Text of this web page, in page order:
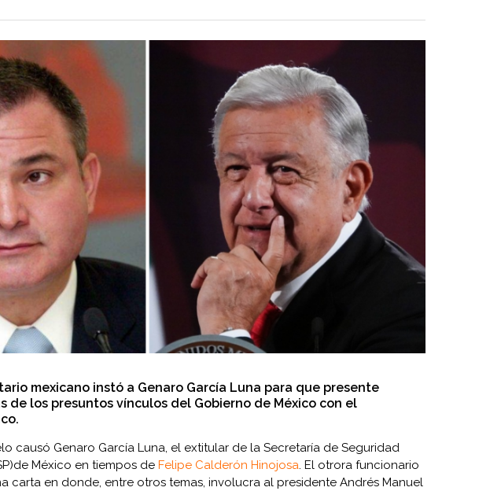
mexicano instó a Genaro García Luna para que presente
de los presuntos vínculos del Gobierno de México con el
causó Genaro García Luna, el extitular de la Secretaría de Seguridad
México en tiempos de Felipe Calderón Hinojosa. El otrora funcionario
carta en donde, entre otros temas, involucra al presidente Andrés Manuel